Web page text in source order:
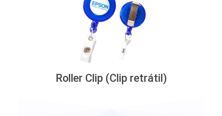
Roller Clip (Clip retrátil)